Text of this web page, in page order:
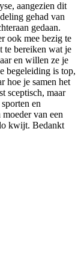
aangezien dit
gehad van
gedaan.
ook mee bezig te
te bereiken wat je
en willen ze je
begeleiding is top,
hoe je samen het
sceptisch, maar
en
van een
kwijt. Bedankt